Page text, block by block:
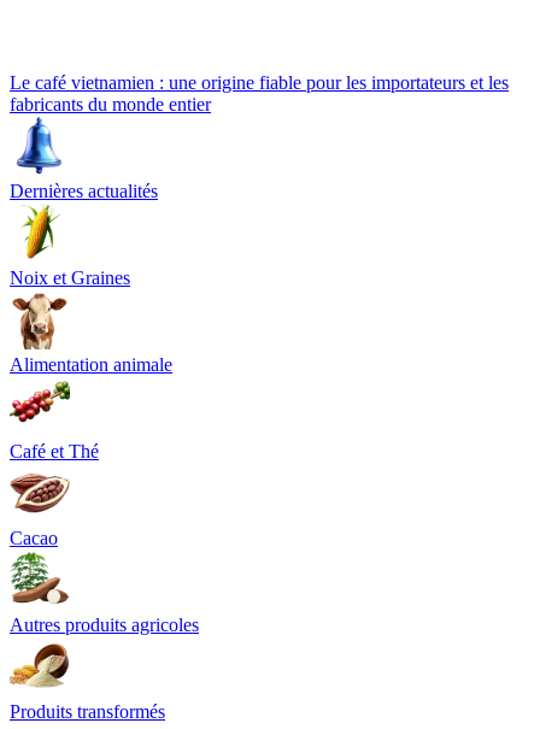
Le café vietnamien : une origine fiable pour les importateurs et les
fabricants du monde entier
Dernières actualités
Noix et Graines
Alimentation animale
Café et Thé
Cacao
Autres produits agricoles
Produits transformés